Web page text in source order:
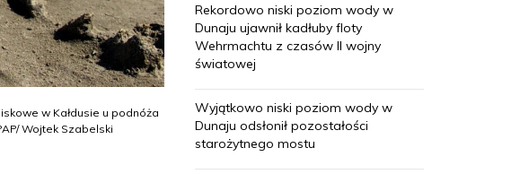
w Kałdusie u podnóża
Wojtek Szabelski
Rekordowo niski poziom wody w
Dunaju ujawnił kadłuby floty
Wehrmachtu z czasów II wojny
światowej
Wyjątkowo niski poziom wody w
Dunaju odsłonił pozostałości
starożytnego mostu